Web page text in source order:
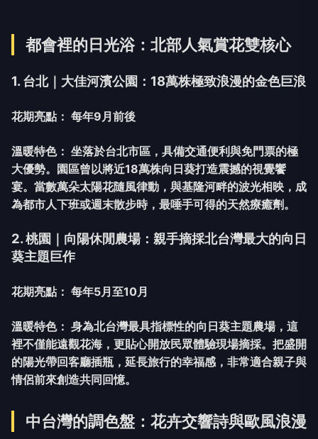
都會裡的日光浴：北部人氣賞花雙核心
1. 台北｜大佳河濱公園：18萬株極致浪漫的金色巨浪
花期亮點： 每年9月前後
溫暖特色： 坐落於台北市區，具備交通便利與免門票的極
大優勢。園區曾以將近18萬株向日葵打造震撼的視覺饗
宴。當數萬朵太陽花隨風律動，與基隆河畔的波光相映，成
為都市人下班或週末散步時，最唾手可得的天然療癒劑。
2. 桃園｜向陽休閒農場：親手摘採北台灣最大的向日
葵主題巨作
花期亮點： 每年5月至10月
溫暖特色： 身為北台灣最具指標性的向日葵主題農場，這
裡不僅能遠觀花海，更貼心開放民眾體驗現場摘採。把盛開
的陽光帶回客廳插瓶，延長旅行的幸福感，非常適合親子與
情侶前來創造共同回憶。
中台灣的調色盤：花卉交響詩與歐風浪漫